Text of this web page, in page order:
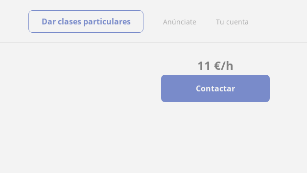
Anúnciate Tu cuenta
Dar clases particulares
11 €/h
Contactar